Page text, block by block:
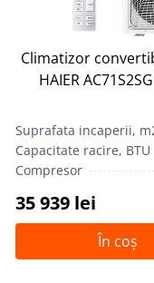
Climatizor
HAIER
Suprafata incaperii,
Capacitate racire, BTU
Compresor
35 939 lei
În coș